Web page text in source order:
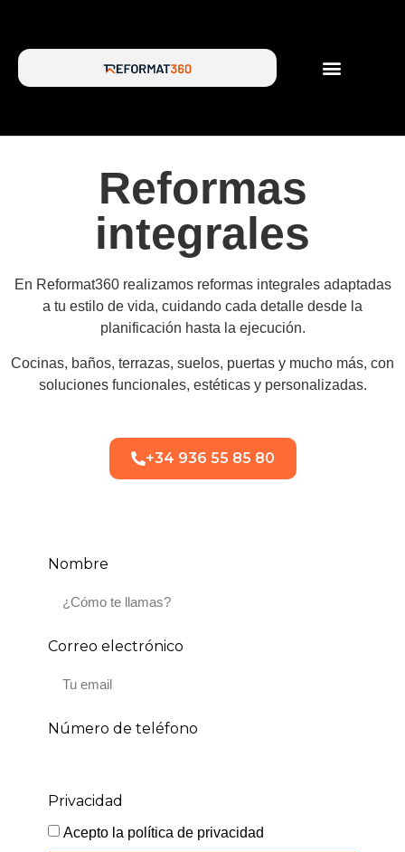
Reformas
integrales
En Reformat360 realizamos reformas integrales adaptadas
a tu estilo de vida, cuidando cada detalle desde la
planificación hasta la ejecución.
Cocinas, baños, terrazas, suelos, puertas y mucho más, con
soluciones funcionales, estéticas y personalizadas.
+34 936 55 85 80
Nombre
Correo electrónico
Número de teléfono
Privacidad
Acepto la política de privacidad